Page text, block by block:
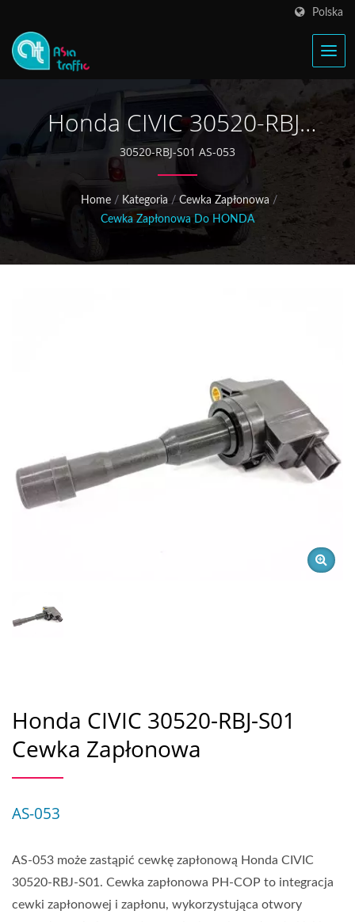
Polska
Honda CIVIC 30520-RBJ-
S01 Cewka Zapłonowa
30520-RBJ-S01 AS-053
Home / Kategoria / Cewka Zapłonowa /
Cewka Zapłonowa Do HONDA
Honda CIVIC 30520-RBJ-S01
Cewka Zapłonowa
AS-053
AS-053 może zastąpić cewkę zapłonową Honda CIVIC
30520-RBJ-S01. Cewka zapłonowa PH-COP to integracja
cewki zapłonowej i zapłonu, wykorzystująca otwory